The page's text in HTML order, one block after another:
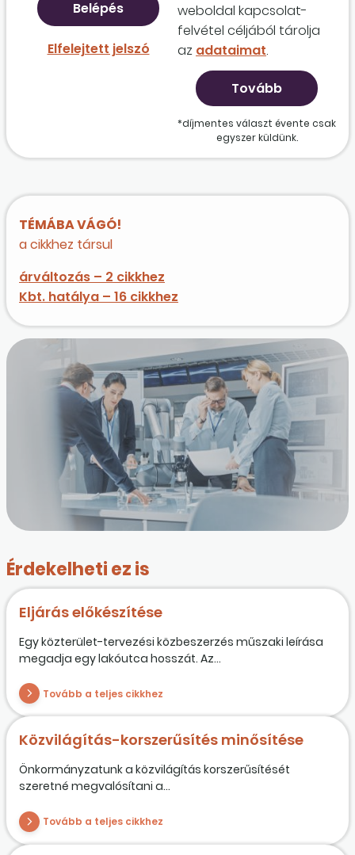
Elfelejtett jelszó
weboldal kapcso­lat­
felvétel céljából tárolja
az adataimat.
*díjmentes választ évente csak
egyszer küldünk.
TÉMÁBA VÁGÓ!
a cikkhez társul
árváltozás – 2 cikkhez
Kbt. hatálya – 16 cikkhez
Érdekelheti ez is
Eljárás előkészítése
Egy közterület-tervezési közbeszerzés műszaki leírása
megadja egy lakóutca hosszát. Az...
Tovább a teljes cikkhez
Közvilágítás-korszerűsítés minősítése
Önkormányzatunk a közvilágítás korszerűsítését
szeretné megvalósítani a...
Tovább a teljes cikkhez